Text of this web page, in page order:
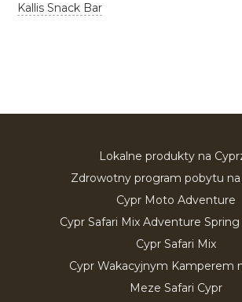
Kallis Snack Bar
Lokalne produkty na
Zdrowotny program pobytu na
Cypr Moto Adventure
Cypr Safari Mix Adventure
Cypr Safari Mix
Cypr Wakacyjnym Kamperem
Meze Safari Cypr